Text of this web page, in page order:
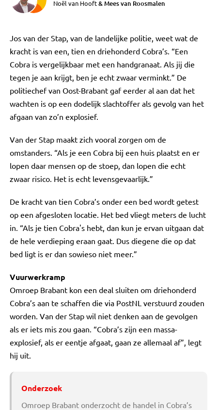
Noël van Hooft&Mees van Roosmalen
Jos van der Stap, van de landelijke politie, weet wat de
kracht is van een, tien en driehonderd Cobra’s. “Een
Cobra is vergelijkbaar met een handgranaat. Als jij die
tegen je aan krijgt, ben je echt zwaar verminkt.” De
politiechef van Oost-Brabant gaf eerder al aan dat het
wachten is op een dodelijk slachtoffer als gevolg van het
afgaan van zo’n explosief.
Van der Stap maakt zich vooral zorgen om de
omstanders. “Als je een Cobra bij een huis plaatst en er
lopen daar mensen op de stoep, dan lopen die echt
zwaar risico. Het is echt levensgevaarlijk.”
De kracht van tien Cobra’s onder een bed wordt getest
op een afgesloten locatie. Het bed vliegt meters de lucht
in. “Als je tien Cobra's hebt, dan kun je ervan uitgaan dat
de hele verdieping eraan gaat. Dus diegene die op dat
bed ligt is er dan sowieso niet meer.”
Vuurwerkramp
Omroep Brabant kon een deal sluiten om driehonderd
Cobra’s aan te schaffen die via PostNL verstuurd zouden
worden. Van der Stap wil niet denken aan de gevolgen
als er iets mis zou gaan. “Cobra’s zijn een massa-
explosief, als er eentje afgaat, gaan ze allemaal af”, legt
hij uit.
Onderzoek
Omroep Brabant onderzocht de handel in Cobra’s